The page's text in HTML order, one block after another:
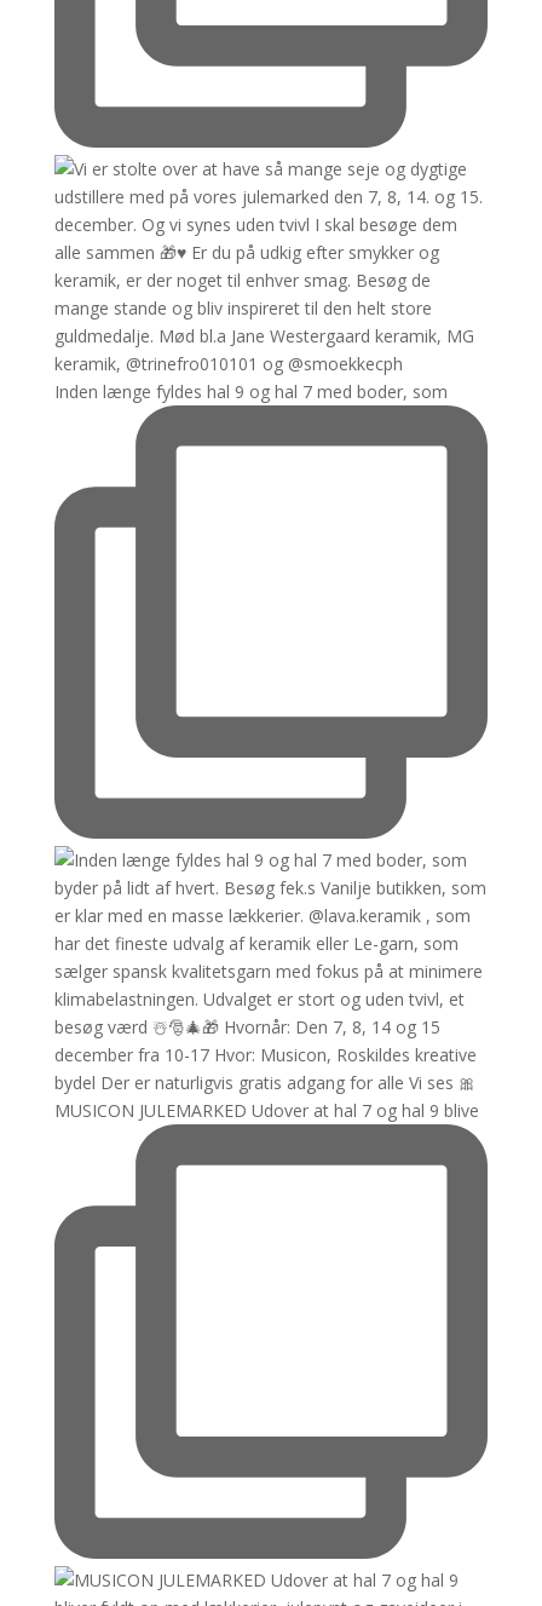
Inden længe fyldes hal 9 og hal 7 med boder, som
MUSICON JULEMARKED Udover at hal 7 og hal 9 blive